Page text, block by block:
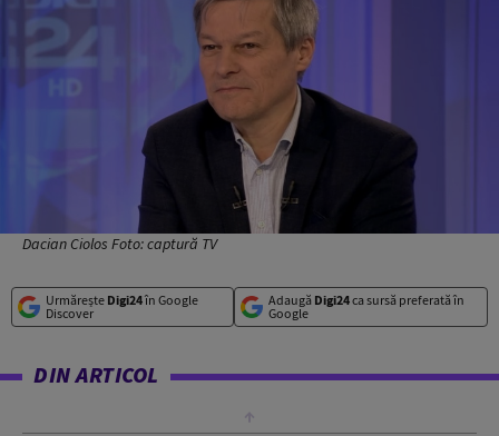
Dacian Ciolos Foto: captură TV
Urmărește Digi24în Google
Discover
Adaugă Digi24ca sursă preferată în
Google
DIN ARTICOL